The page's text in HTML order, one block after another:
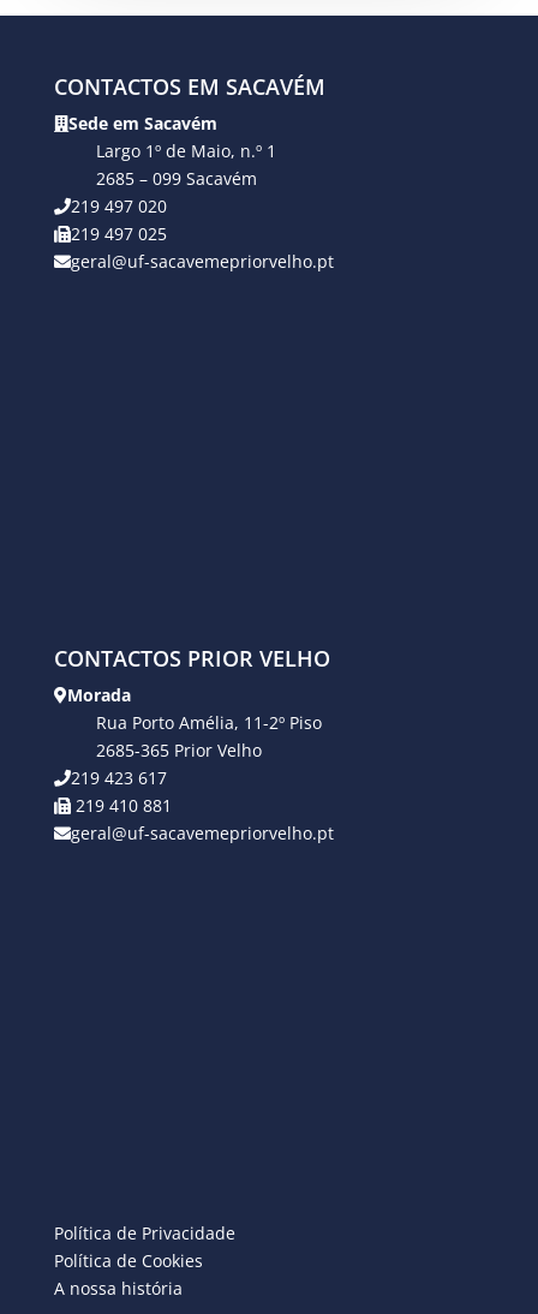
CONTACTOS EM SACAVÉM
Sede em Sacavém
Largo 1º de Maio, n.º 1
2685 – 099 Sacavém
219 497 020
219 497 025
geral@uf-sacavemepriorvelho.pt
CONTACTOS PRIOR VELHO
Morada
Rua Porto Amélia, 11-2º Piso
2685-365 Prior Velho
219 423 617
219 410 881
geral@uf-sacavemepriorvelho.pt
Política de Privacidade
Política de Cookies
A nossa história